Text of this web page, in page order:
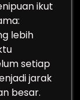
ikut
lebih
setiap
jarak
besar.